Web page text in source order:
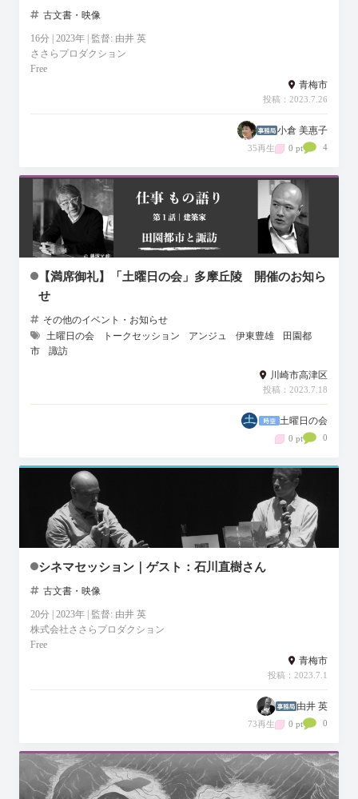
古文書・映像
16分 | 2023年 | 監督: 由井 英
ささらプロダクション
Free
青梅市
投稿：2023.7.26
小倉 美惠子
35再生 0 pt 4
【満席御礼】「土曜日の会」多摩丘陵 開催のお知ら
せ
その他のイベント・お知らせ
土曜日の会
トークセッション アンジュ 伊東豊雄
田園都
市
諏訪
川崎市高津区
投稿：2023.7.18
土曜日の会
0 pt 0
シネマセッション｜ゲスト：石川直樹さん
古文書・映像
20分 | 2023年 | 監督: 由井 英
株式会社ささらプロダクション
Free
青梅市
投稿：2023.7.1
由井 英
73再生 0 pt 0